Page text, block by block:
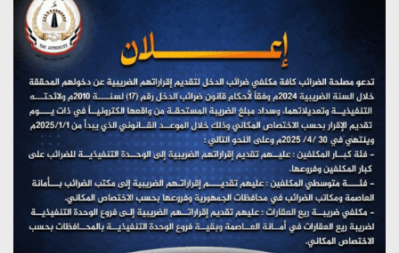
(نحن لا نهزم) بث مباشر
تستمعون لبرنامج (هندسة الوهم)
يوليو 28, 2026
مؤتمر صحفي لمركز عين الإنسانية حول جرائم تحالف العدوان
على اليمن
يوليو 27, 2026
تستمعون لبرنامج (مع السيد القائد)
يوليو 26, 2026